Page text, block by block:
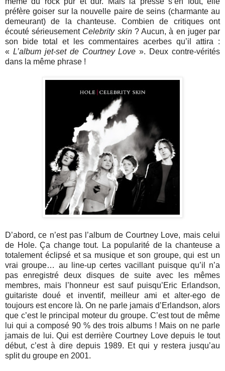
préfère goiser sur la nouvelle paire de seins (charmante au
demeurant) de la chanteuse. Combien de critiques ont
écouté sérieusement Celebrity skin ? Aucun, à en juger par
son bide total et les commentaires acerbes qu’il attira :
« L’album jet-set de Courtney Love ». Deux contre-vérités
dans la même phrase !
D’abord, ce n’est pas l’album de Courtney Love, mais celui
de Hole. Ça change tout. La popularité de la chanteuse a
totalement éclipsé et sa musique et son groupe, qui est un
vrai groupe… au line-up certes vacillant puisque qu’il n’a
pas enregistré deux disques de suite avec les mêmes
membres, mais l’honneur est sauf puisqu’Eric Erlandson,
guitariste doué et inventif, meilleur ami et alter-ego de
toujours est encore là. On ne parle jamais d’Erlandson, alors
que c’est le principal moteur du groupe. C’est tout de même
lui qui a composé 90 % des trois albums ! Mais on ne parle
jamais de lui. Qui est derrière Courtney Love depuis le tout
début, c’est à dire depuis 1989. Et qui y restera jusqu’au
split du groupe en 2001.